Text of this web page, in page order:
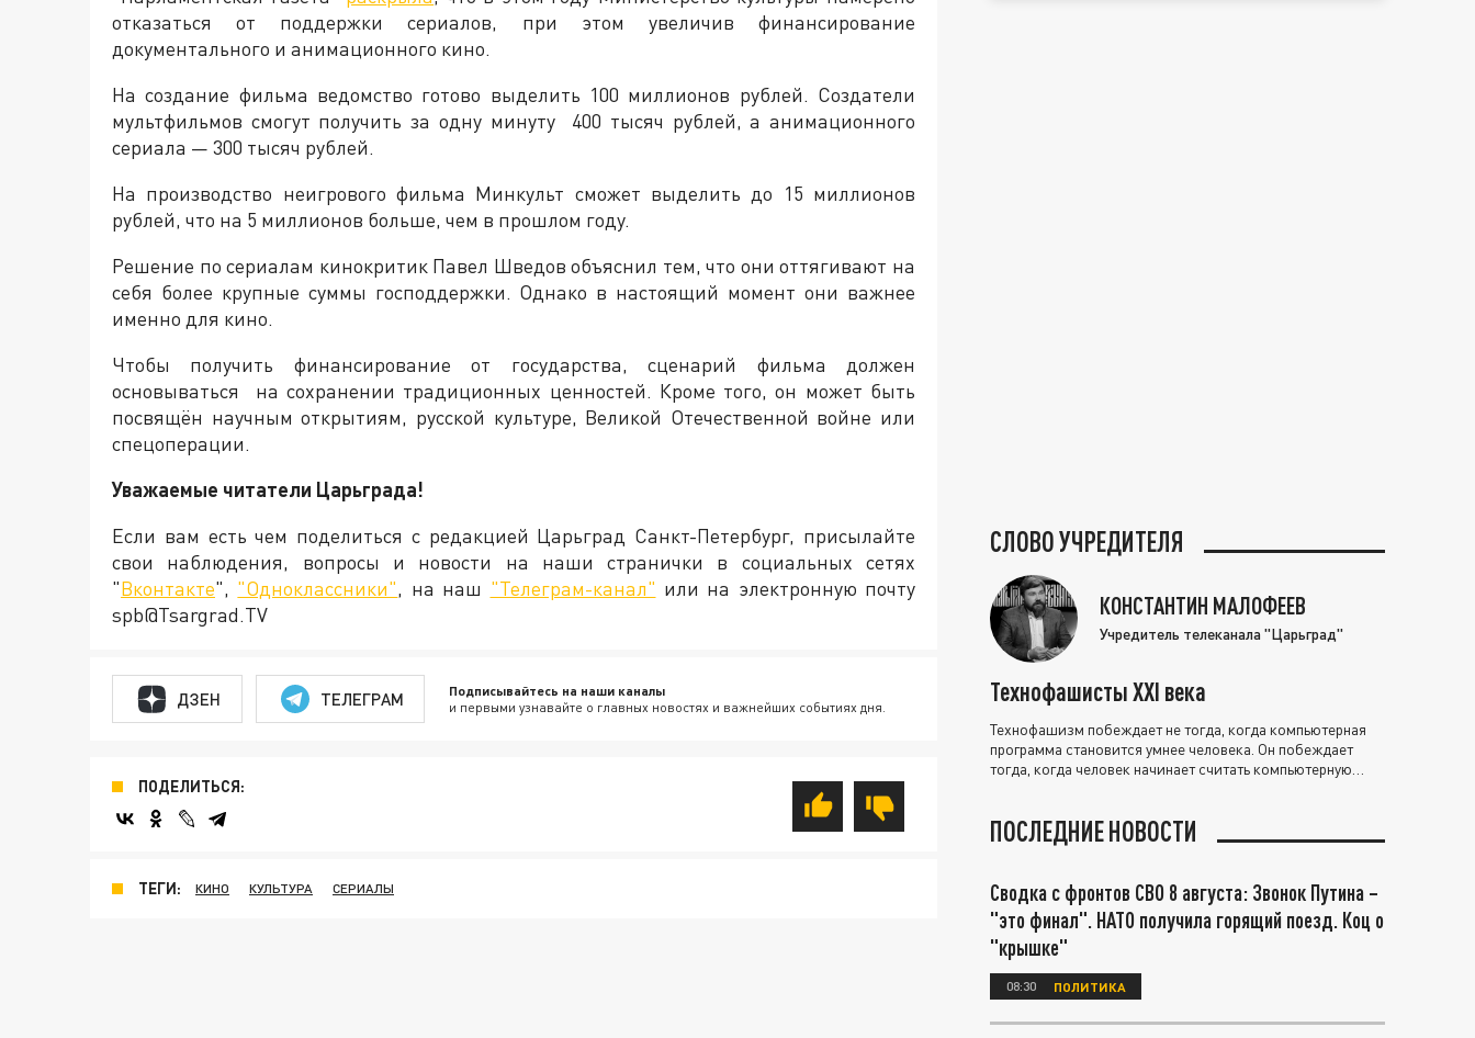
отказаться от поддержки сериалов, при этом увеличив финансирование
документального и анимационного кино.
На создание фильма ведомство готово выделить 100 миллионов рублей. Создатели
мультфильмов смогут получить за одну минуту 400 тысяч рублей, а анимационного
сериала — 300 тысяч рублей.
На производство неигрового фильма Минкульт сможет выделить до 15 миллионов
рублей, что на 5 миллионов больше, чем в прошлом году.
Решение по сериалам кинокритик Павел Шведов объяснил тем, что они оттягивают на
себя более крупные суммы господдержки. Однако в настоящий момент они важнее
именно для кино.
Чтобы получить финансирование от государства, сценарий фильма должен
основываться на сохранении традиционных ценностей. Кроме того, он может быть
посвящён научным открытиям, русской культуре, Великой Отечественной войне или
спецоперации.
Уважаемые читатели Царьграда!
Если вам есть чем поделиться с редакцией Царьград Санкт-Петербург, присылайте
свои наблюдения, вопросы и новости на наши странички в социальных сетях
"Вконтакте", "Одноклассники", на наш "Телеграм-канал" или на электронную почту
spb@Tsargrad.TV
ДЗЕН ТЕЛЕГРАМ Подписывайтесь на наши каналы
и первыми узнавайте о главных новостях и важнейших событиях дня.
ПОДЕЛИТЬСЯ:
ТЕГИ: КИНО КУЛЬТУРА СЕРИАЛЫ
СЛОВО УЧРЕДИТЕЛЯ
КОНСТАНТИН МАЛОФЕЕВ
Учредитель телеканала "Царьград"
Технофашисты XXI века
Технофашизм побеждает не тогда, когда компьютерная
программа становится умнее человека. Он побеждает
тогда, когда человек начинает считать компьютерную
ПОСЛЕДНИЕ НОВОСТИ
Сводка с фронтов СВО 8 августа: Звонок Путина –
"это финал". НАТО получила горящий поезд. Коц о
"крышке"
08:30 ПОЛИТИКА